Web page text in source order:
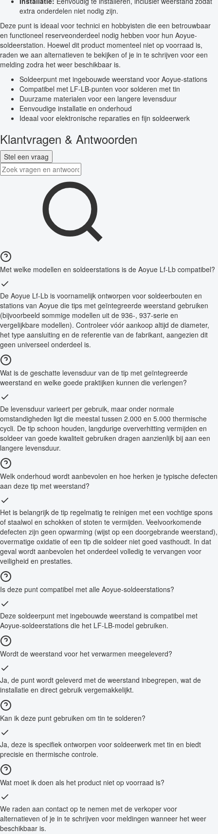
extra onderdelen niet nodig zijn.
Deze punt is ideaal voor technici en hobbyisten die een betrouwbaar
en functioneel reserveonderdeel nodig hebben voor hun Aoyue-
soldeerstation. Hoewel dit product momenteel niet op voorraad is,
raden we aan alternatieven te bekijken of je in te schrijven voor een
melding zodra het weer beschikbaar is.
Soldeerpunt met ingebouwde weerstand voor Aoyue-stations
Compatibel met LF-LB-punten voor solderen met tin
Duurzame materialen voor een langere levensduur
Eenvoudige installatie en onderhoud
Ideaal voor elektronische reparaties en fijn soldeerwerk
Klantvragen & Antwoorden
Stel een vraag
Met welke modellen en soldeerstations is de Aoyue Lf-Lb compatibel?
De Aoyue Lf-Lb is voornamelijk ontworpen voor soldeerbouten en
stations van Aoyue die tips met geïntegreerde weerstand gebruiken
(bijvoorbeeld sommige modellen uit de 936-, 937-serie en
vergelijkbare modellen). Controleer vóór aankoop altijd de diameter,
het type aansluiting en de referentie van de fabrikant, aangezien dit
geen universeel onderdeel is.
Wat is de geschatte levensduur van de tip met geïntegreerde
weerstand en welke goede praktijken kunnen die verlengen?
De levensduur varieert per gebruik, maar onder normale
omstandigheden ligt die meestal tussen 2.000 en 5.000 thermische
cycli. De tip schoon houden, langdurige oververhitting vermijden en
soldeer van goede kwaliteit gebruiken dragen aanzienlijk bij aan een
langere levensduur.
Welk onderhoud wordt aanbevolen en hoe herken je typische defecten
aan deze tip met weerstand?
Het is belangrijk de tip regelmatig te reinigen met een vochtige spons
of staalwol en schokken of stoten te vermijden. Veelvoorkomende
defecten zijn geen opwarming (wijst op een doorgebrande weerstand),
overmatige oxidatie of een tip die soldeer niet goed vasthoudt. In dat
geval wordt aanbevolen het onderdeel volledig te vervangen voor
veiligheid en prestaties.
Is deze punt compatibel met alle Aoyue-soldeerstations?
Deze soldeerpunt met ingebouwde weerstand is compatibel met
Aoyue-soldeerstations die het LF-LB-model gebruiken.
Wordt de weerstand voor het verwarmen meegeleverd?
Ja, de punt wordt geleverd met de weerstand inbegrepen, wat de
installatie en direct gebruik vergemakkelijkt.
Kan ik deze punt gebruiken om tin te solderen?
Ja, deze is specifiek ontworpen voor soldeerwerk met tin en biedt
precisie en thermische controle.
Wat moet ik doen als het product niet op voorraad is?
We raden aan contact op te nemen met de verkoper voor
alternatieven of je in te schrijven voor meldingen wanneer het weer
beschikbaar is.